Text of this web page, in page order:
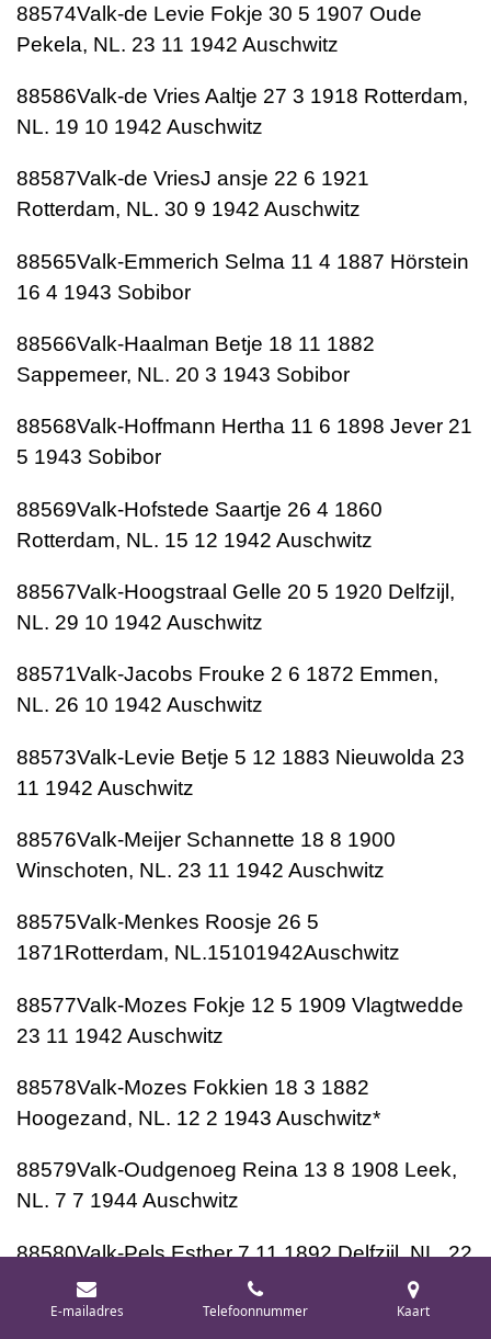
88574Valk-de Levie Fokje 30 5 1907 Oude
Pekela, NL. 23 11 1942 Auschwitz
88586Valk-de Vries Aaltje 27 3 1918 Rotterdam,
NL. 19 10 1942 Auschwitz
88587Valk-de VriesJ ansje 22 6 1921
Rotterdam, NL. 30 9 1942 Auschwitz
88565Valk-Emmerich Selma 11 4 1887 Hörstein
16 4 1943 Sobibor
88566Valk-Haalman Betje 18 11 1882
Sappemeer, NL. 20 3 1943 Sobibor
88568Valk-Hoffmann Hertha 11 6 1898 Jever 21
5 1943 Sobibor
88569Valk-Hofstede Saartje 26 4 1860
Rotterdam, NL. 15 12 1942 Auschwitz
88567Valk-Hoogstraal Gelle 20 5 1920 Delfzijl,
NL. 29 10 1942 Auschwitz
88571Valk-Jacobs Frouke 2 6 1872 Emmen,
NL. 26 10 1942 Auschwitz
88573Valk-Levie Betje 5 12 1883 Nieuwolda 23
11 1942 Auschwitz
88576Valk-Meijer Schannette 18 8 1900
Winschoten, NL. 23 11 1942 Auschwitz
88575Valk-Menkes Roosje 26 5
1871Rotterdam, NL.15101942Auschwitz
88577Valk-Mozes Fokje 12 5 1909 Vlagtwedde
23 11 1942 Auschwitz
88578Valk-Mozes Fokkien 18 3 1882
Hoogezand, NL. 12 2 1943 Auschwitz*
88579Valk-Oudgenoeg Reina 13 8 1908 Leek,
NL. 7 7 1944 Auschwitz
88580Valk-Pels Esther 7 11 1892 Delfzijl, NL. 22
10 1943 Auschwitz
E-mailadres Telefoonnummer Kaart